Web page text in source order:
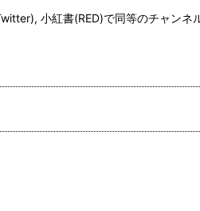
小紅書(RED)で同等のチャンネ